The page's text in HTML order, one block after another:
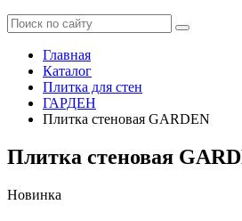
Главная
Каталог
Плитка для стен
ГАРДЕН
Плитка стеновая GARDEN
Плитка стеновая
Новинка